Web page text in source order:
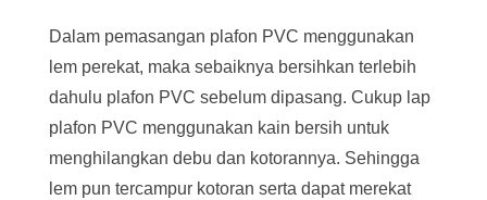
Dalam pemasangan plafon PVC menggunakan
lem perekat, maka sebaiknya bersihkan terlebih
dahulu plafon PVC sebelum dipasang. Cukup lap
plafon PVC menggunakan kain bersih untuk
menghilangkan debu dan kotorannya. Sehingga
lem pun tercampur kotoran serta dapat merekat